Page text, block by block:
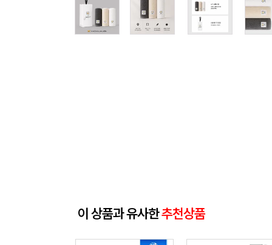
이 상품과 유사한추천상품